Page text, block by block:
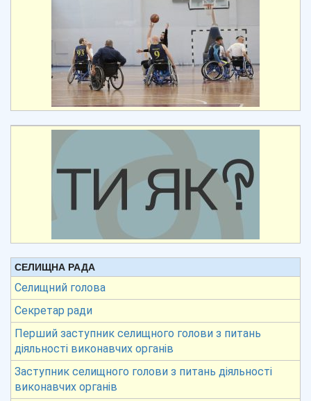
СЕЛИЩНА РАДА
Селищний голова
Секретар ради
Перший заступник селищного голови з питань
діяльності виконавчих органів
Заступник селищного голови з питань діяльності
виконавчих органів